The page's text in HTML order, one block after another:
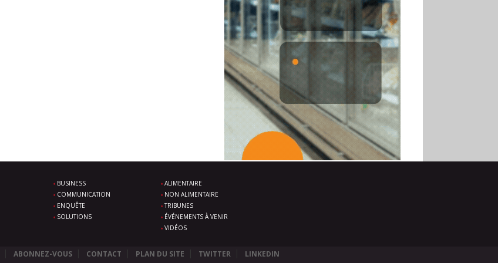
BUSINESS
COMMUNICATION
ENQUÊTE
SOLUTIONS
ALIMENTAIRE
NON ALIMENTAIRE
TRIBUNES
ÉVÉNEMENTS À VENIR
VIDÉOS
ABONNEZ-VOUS CONTACT PLAN DU SITE TWITTER LINKEDIN